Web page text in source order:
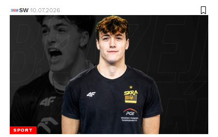
SW 10.07.2026
SPORT